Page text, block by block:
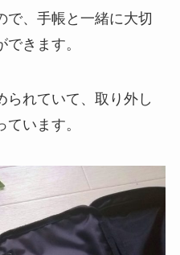
で、手帳と一緒に大切
きます。
られていて、取り外し
います。